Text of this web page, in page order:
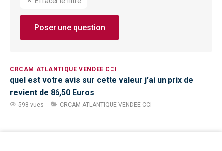
Poser une question
CRCAM ATLANTIQUE VENDEE CCI
quel est votre avis sur cette valeur j’ai un prix de
revient de 86,50 Euros
598 vues CRCAM ATLANTIQUE VENDEE CCI